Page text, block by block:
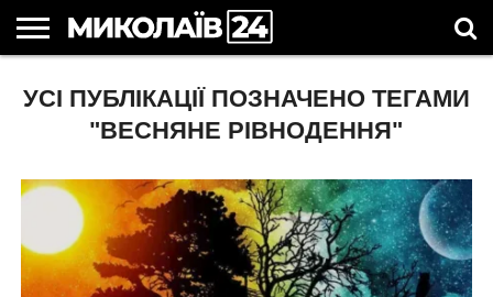
НОВИНИ
НОВИНИ
МИКОЛАЄВА
МИКОЛАЇВСЬКА
ОБЛАСТЬ
НОВИНИ
СПОРТУ
УКРАЇНА
ТА СВІТ
НОВИНИ
КОМПАНІЙ
АСТРОЛОГІЯ
СВЯТА
В
УКРАЇНІ
КОРИСНІ
СТАТТІ
УСІ ПУБЛІКАЦІЇ ПОЗНАЧЕНО ТЕГАМИ
"ВЕСНЯНЕ РІВНОДЕННЯ"